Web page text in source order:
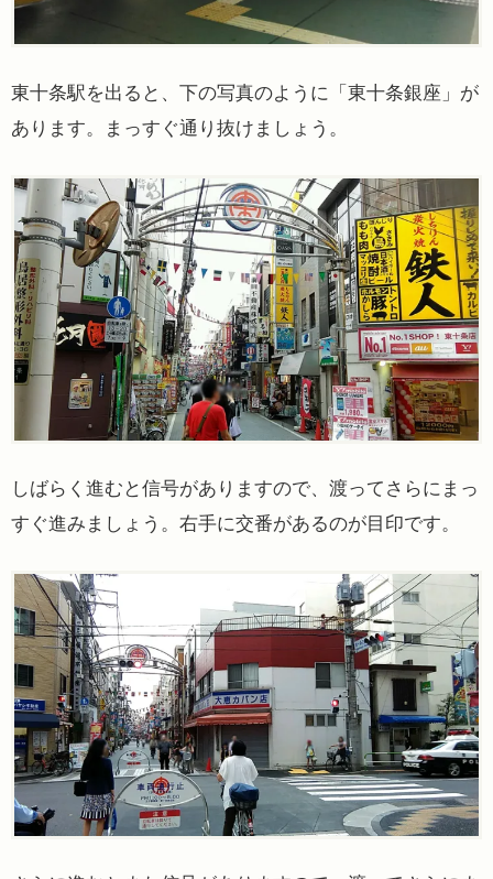
東十条駅を出ると、下の写真のように「東十条銀座」が
あります。まっすぐ通り抜けましょう。
しばらく進むと信号がありますので、渡ってさらにまっ
すぐ進みましょう。右手に交番があるのが目印です。